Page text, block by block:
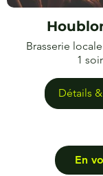
Brasserie
1
Détails
En